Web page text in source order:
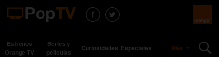
Estrenos
Orange TV
Series y
películas
Curiosidades Especiales Más